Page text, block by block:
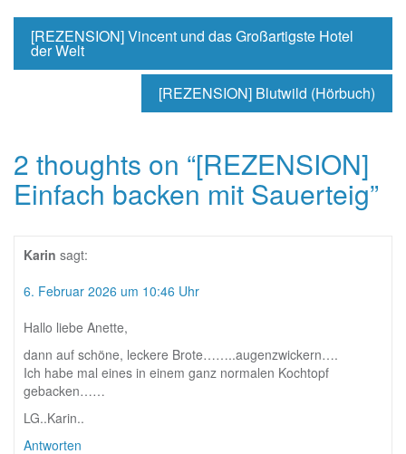
[REZENSION] Vincent und das Großartigste Hotel
der Welt
[REZENSION] Blutwild (Hörbuch)
2 thoughts on “[REZENSION]
Einfach backen mit Sauerteig”
Karin sagt:
6. Februar 2026 um 10:46 Uhr
Hallo liebe Anette,
dann auf schöne, leckere Brote……..augenzwickern….
Ich habe mal eines in einem ganz normalen Kochtopf
gebacken……
LG..Karin..
Antworten